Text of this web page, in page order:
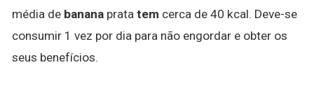
média de banana prata tem cerca de 40 kcal. Deve-se
consumir 1 vez por dia para não engordar e obter os
seus benefícios.